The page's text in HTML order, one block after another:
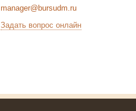
manager@bursudm.ru
Задать вопрос онлайн